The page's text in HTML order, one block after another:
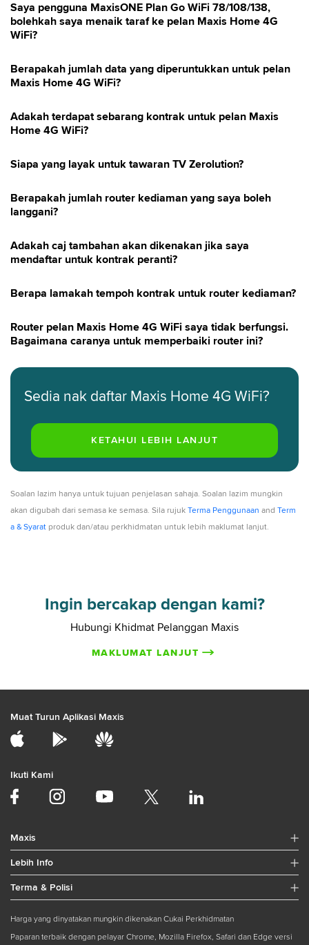
Saya pengguna MaxisONE Plan Go WiFi 78/108/138,
bolehkah saya menaik taraf ke pelan Maxis Home 4G
WiFi?
Berapakah jumlah data yang diperuntukkan untuk pelan
Maxis Home 4G WiFi?
Adakah terdapat sebarang kontrak untuk pelan Maxis
Home 4G WiFi?
Siapa yang layak untuk tawaran TV Zerolution?
Berapakah jumlah router kediaman yang saya boleh
langgani?
Adakah caj tambahan akan dikenakan jika saya
mendaftar untuk kontrak peranti?
Berapa lamakah tempoh kontrak untuk router kediaman?
Router pelan Maxis Home 4G WiFi saya tidak berfungsi.
Bagaimana caranya untuk memperbaiki router ini?
Sedia nak daftar Maxis Home 4G WiFi?
Soalan lazim hanya untuk tujuan penjelasan sahaja. Soalan lazim mungkin
akan digubah dari semasa ke semasa. Sila rujuk Terma Penggunaan and Term
a & Syarat produk dan/atau perkhidmatan untuk lebih maklumat lanjut.
Ingin bercakap dengan kami?
Hubungi Khidmat Pelanggan Maxis
MAKLUMAT LANJUT
Muat Turun Aplikasi Maxis
Ikuti Kami
Maxis
Lebih Info
Terma & Polisi
Harga yang dinyatakan mungkin dikenakan Cukai Perkhidmatan
Paparan terbaik dengan pelayar Chrome, Mozilla Firefox, Safari dan Edge versi